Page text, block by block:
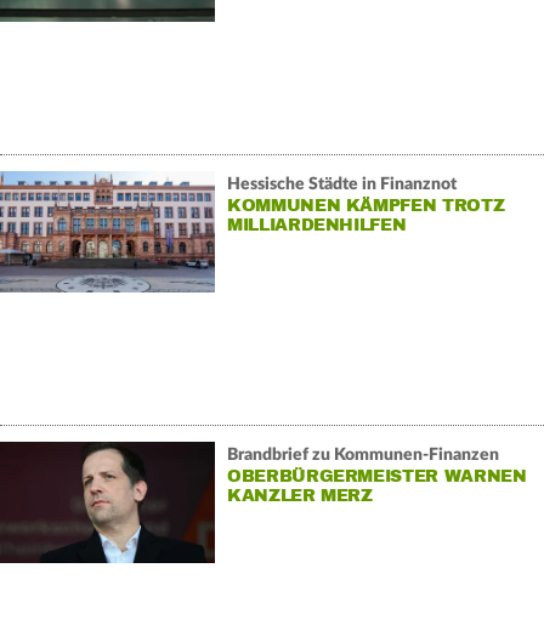
Hessische Städte in Finanznot
KOMMUNEN KÄMPFEN TROTZ
MILLIARDENHILFEN
Brandbrief zu Kommunen-Finanzen
OBERBÜRGERMEISTER WARNEN
KANZLER MERZ